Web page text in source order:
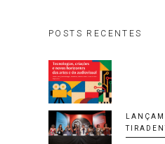
POSTS RECENTES